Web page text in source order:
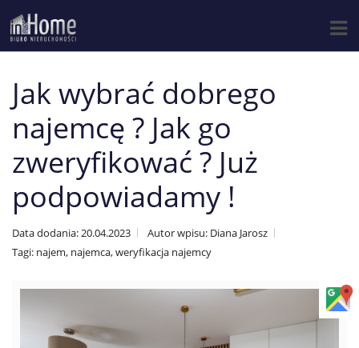
Jak wybrać dobrego
najemcę ? Jak go
zweryfikować ? Już
podpowiadamy !
Data dodania: 20.04.2023
Autor wpisu: Diana Jarosz
Tagi: najem, najemca, weryfikacja najemcy